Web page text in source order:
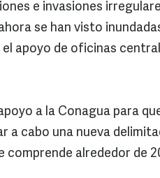
e invasiones
se han visto
apoyo de oficinas
a la Conagua para
a cabo una nueva
comprende alrededor de